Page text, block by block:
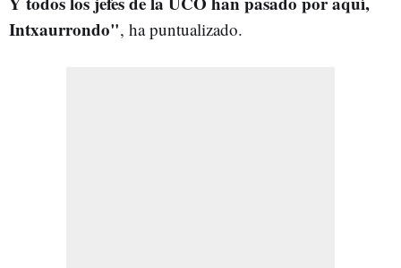
Intxaurrondo", ha puntualizado.